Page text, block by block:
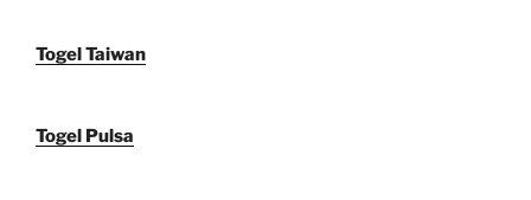
Togel Taiwan
Togel Pulsa